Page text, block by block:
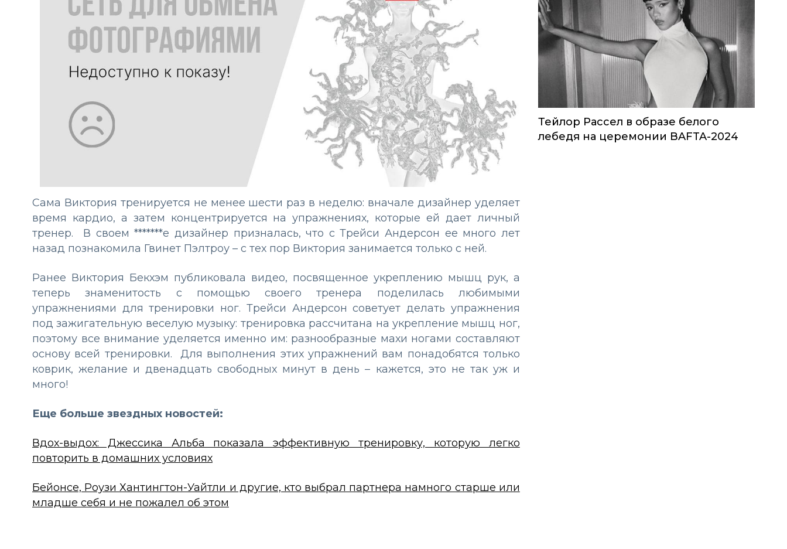
Сама Виктория тренируется не менее шести раз в неделю: вначале дизайнер уделяет
время кардио, а затем концентрируется на упражнениях, которые ей дает личный
тренер. В своем *******е дизайнер призналась, что с Трейси Андерсон ее много лет
назад познакомила Гвинет Пэлтроу – с тех пор Виктория занимается только с ней.
Ранее Виктория Бекхэм публиковала видео, посвященное укреплению мышц рук, а
теперь знаменитость с помощью своего тренера поделилась любимыми
упражнениями для тренировки ног. Трейси Андерсон советует делать упражнения
под зажигательную веселую музыку: тренировка рассчитана на укрепление мышц ног,
поэтому все внимание уделяется именно им: разнообразные махи ногами составляют
основу всей тренировки. Для выполнения этих упражнений вам понадобятся только
коврик, желание и двенадцать свободных минут в день – кажется, это не так уж и
много!
Еще больше звездных новостей:
Вдох-выдох: Джессика Альба показала эффективную тренировку, которую легко
повторить в домашних условиях
Бейонсе, Роузи Хантингтон-Уайтли и другие, кто выбрал партнера намного старше или
младше себя и не пожалел об этом
Тейлор Рассел в образе белого
лебедя на церемонии BAFTA-2024